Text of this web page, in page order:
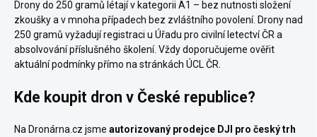
Drony do 250 gramů létají v kategorii A1 – bez nutnosti složení
zkoušky a v mnoha případech bez zvláštního povolení. Drony nad
250 gramů vyžadují registraci u Úřadu pro civilní letectví ČR a
absolvování příslušného školení. Vždy doporučujeme ověřit
aktuální podmínky přímo na stránkách ÚCL ČR.
Kde koupit dron v České republice?
Na Dronárna.cz jsme autorizovaný prodejce DJI pro český trh